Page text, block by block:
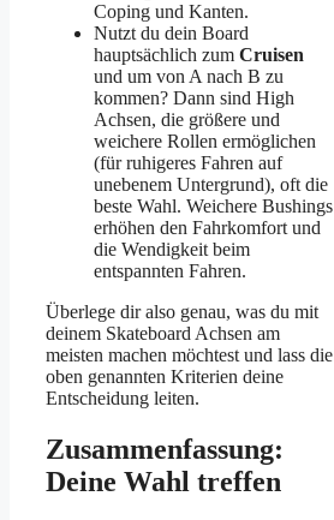
Coping und Kanten.
Nutzt du dein Board
hauptsächlich zum Cruisen
und um von A nach B zu
kommen? Dann sind High
Achsen, die größere und
weichere Rollen ermöglichen
(für ruhigeres Fahren auf
unebenem Untergrund), oft die
beste Wahl. Weichere Bushings
erhöhen den Fahrkomfort und
die Wendigkeit beim
entspannten Fahren.
Überlege dir also genau, was du mit
deinem Skateboard Achsen am
meisten machen möchtest und lass die
oben genannten Kriterien deine
Entscheidung leiten.
Zusammenfassung:
Deine Wahl treffen